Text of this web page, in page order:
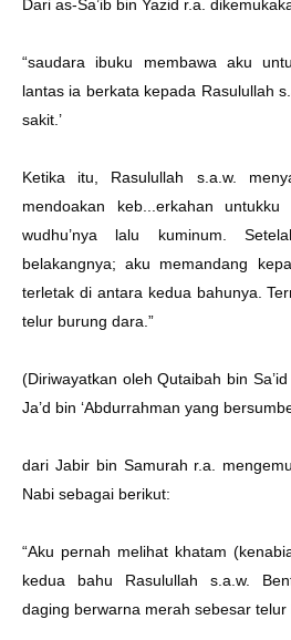
Dari as-Sa’ib bin Yazid r.a.
“saudara ibuku membawa aku
lantas ia berkata kepada Rasulullah
sakit.’
Ketika itu, Rasulullah s.a.w.
mendoakan keb...erkahan
wudhu’nya lalu kuminum.
belakangnya; aku memandang
terletak di antara kedua bahunya.
telur burung dara.”
(Diriwayatkan oleh Qutaibah bin
Ja’d bin ‘Abdurrahman yang
dari Jabir bin Samurah r.a.
Nabi sebagai berikut:
“Aku pernah melihat khatam
kedua bahu Rasulullah s.a.w.
daging berwarna merah sebesar telur